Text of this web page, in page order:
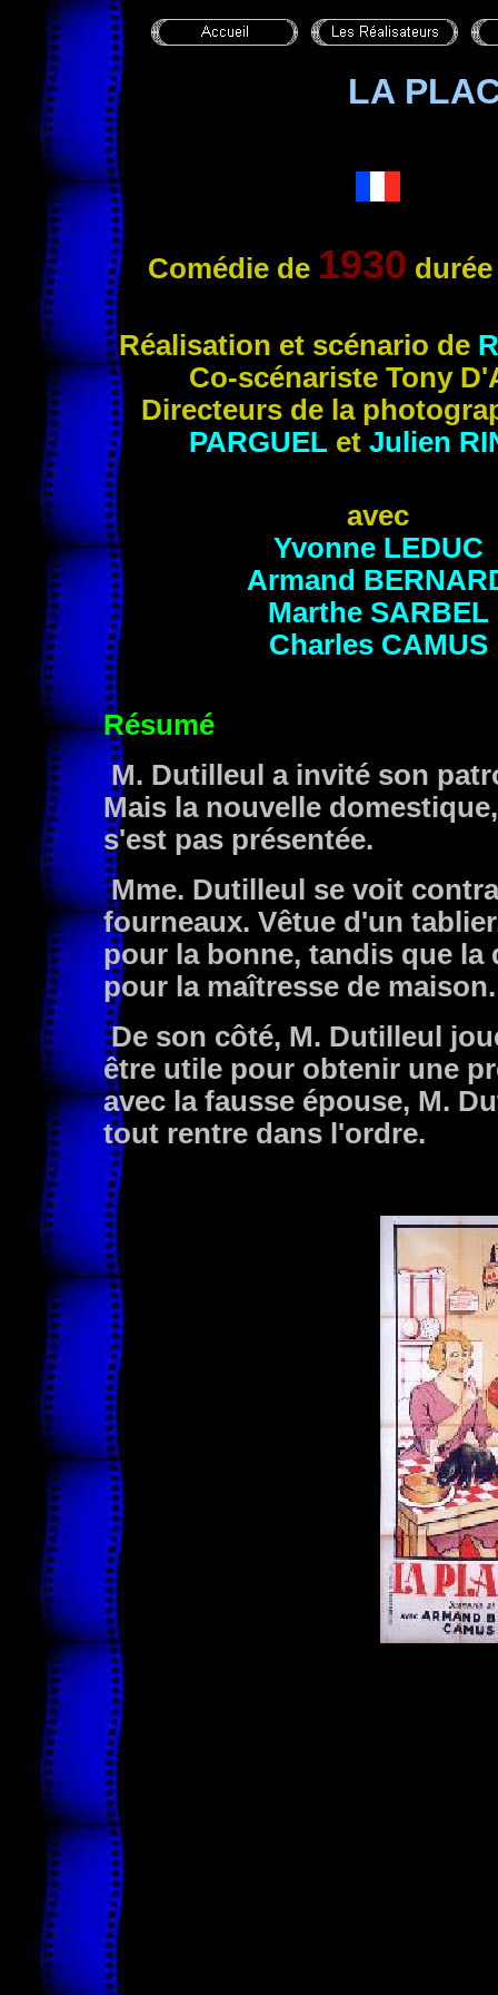
LA
Comédie de 1930
Réalisation et scénario de
Co-scénariste Tony
Directeurs de la
PARGUEL et Julien
avec
Yvonne LEDUC
Armand
Marthe SARBEL
Charles CAMUS
Résumé
M. Dutilleul a invité son
Mais la nouvelle
s'est pas présentée.
Mme. Dutilleul se voit
fourneaux. Vêtue d'un
pour la bonne, tandis que la
pour la maîtresse de maison.
De son côté, M. Dutilleul
être utile pour obtenir une
avec la fausse épouse, M.
tout rentre dans l'ordre.